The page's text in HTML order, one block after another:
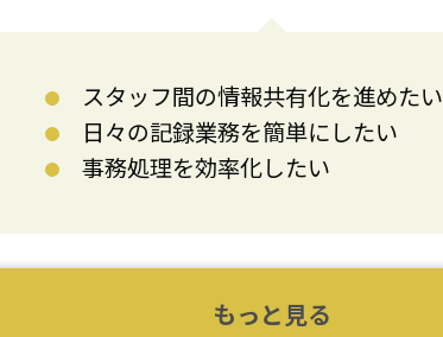
スタッフ間の情報共有化を進めたい
日々の記録業務を簡単にしたい
事務処理を効率化したい
もっと見る